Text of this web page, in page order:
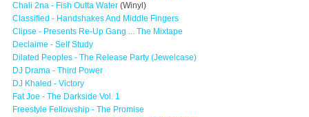
Chali 2na - Fish Outta Water (Winyl)
Classified - Handshakes And Middle Fingers
Clipse - Presents Re-Up Gang ... The Mixtape
Declaime - Self Study
Dilated Peoples - The Release Party (Jewelcase)
DJ Drama - Third Power
DJ Khaled - Victory
Fat Joe - The Darkside Vol. 1
Freestyle Fellowship - The Promise